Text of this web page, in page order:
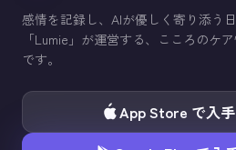
感情を記録し、AIが優しく寄り添う
「Lumie」が運営する、こころのケ
です。
App Store で入手